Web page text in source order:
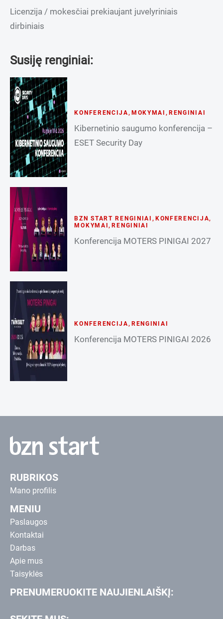
Licenzija / mokesčiai prekiaujant juvelyriniais
dirbiniais
Susiję renginiai:
KONFERENCIJA , MOKYMAI , RENGINIAI
Kibernetinio saugumo konferencija –
ESET Security Day
BZN START RENGINIAI , KONFERENCIJA,
MOKYMAI ,RENGINIAI
Konferencija MOTERS PINIGAI 2027
KONFERENCIJA, RENGINIAI
Konferencija MOTERS PINIGAI 2026
RUBRIKOS
Mano profilis
MENIU
Paslaugos
Kontaktai
Darbas
Apie mus
Taisyklės
PRENUMERUOKITE NAUJIENLAIŠKĮ: